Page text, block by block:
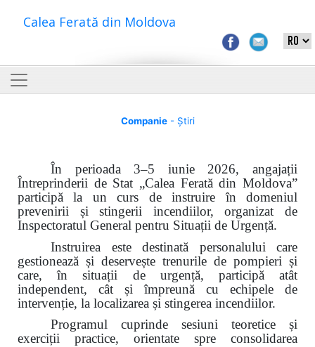
Calea Ferată din Moldova
Companie- Știri
În perioada 3–5 iunie 2026, angajații
Întreprinderii de Stat „Calea Ferată din Moldova”
participă la un curs de instruire în domeniul
prevenirii și stingerii incendiilor, organizat de
Inspectoratul General pentru Situații de Urgență.
Instruirea este destinată personalului care
gestionează și deservește trenurile de pompieri și
care, în situații de urgență, participă atât
independent, cât și împreună cu echipele de
intervenție, la localizarea și stingerea incendiilor.
Programul cuprinde sesiuni teoretice și
exerciții practice, orientate spre consolidarea